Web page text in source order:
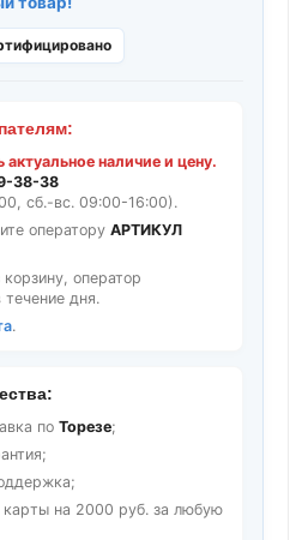
наличие и цену.
38-38
сб.-вс. 09:00-16:00).
оператору АРТИКУЛ
оператор
течение дня.
.
по Торезе;
карты на 2000 руб. за любую